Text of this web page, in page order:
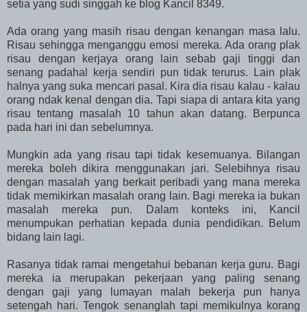
setia yang sudi singgah ke blog Kancil 8349.
Ada orang yang masih risau dengan kenangan masa lalu.
Risau sehingga menganggu emosi mereka. Ada orang plak
risau dengan kerjaya orang lain sebab gaji tinggi dan
senang padahal kerja sendiri pun tidak terurus. Lain plak
halnya yang suka mencari pasal. Kira dia risau kalau - kalau
orang ndak kenal dengan dia. Tapi siapa di antara kita yang
risau tentang masalah 10 tahun akan datang. Berpunca
pada hari ini dan sebelumnya.
Mungkin ada yang risau tapi tidak kesemuanya. Bilangan
mereka boleh dikira menggunakan jari. Selebihnya risau
dengan masalah yang berkait peribadi yang mana mereka
tidak memikirkan masalah orang lain. Bagi mereka ia bukan
masalah mereka pun. Dalam konteks ini, Kancil
menumpukan perhatian kepada dunia pendidikan. Belum
bidang lain lagi.
Rasanya tidak ramai mengetahui bebanan kerja guru. Bagi
mereka ia merupakan pekerjaan yang paling senang
dengan gaji yang lumayan malah bekerja pun hanya
setengah hari. Tengok senanglah tapi memikulnya korang